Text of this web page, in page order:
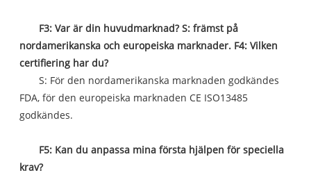
F3: Var är din huvudmarknad? S: främst på
nordamerikanska och europeiska marknader. F4: Vilken
certifiering har du?
S: För den nordamerikanska marknaden godkändes
FDA, för den europeiska marknaden CE ISO13485
godkändes.
F5: Kan du anpassa mina första hjälpen för speciella
krav?